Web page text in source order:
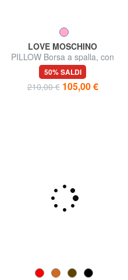
LOVE MOSCHINO
PILLOW Borsa a spalla, con
tracolla
50% SALDI
210,00 € 105,00 €